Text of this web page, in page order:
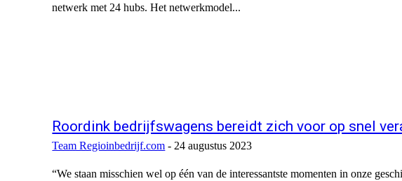
netwerk met 24 hubs. Het netwerkmodel...
Roordink bedrijfswagens bereidt zich voor op snel
Team Regioinbedrijf.com - 24 augustus 2023
“We staan misschien wel op één van de interessantste momenten in onze